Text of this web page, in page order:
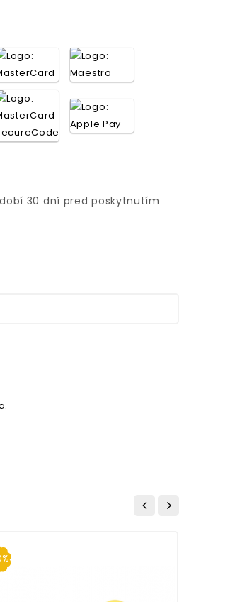
30 dní pred poskytnutím